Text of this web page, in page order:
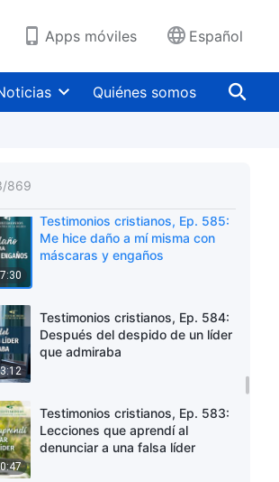
Apps móviles Español
Quiénes somos
/869
Testimonios cristianos, Ep. 587:
Ya no soy exigente con mi deber
Testimonios cristianos, Ep. 585:
Me hice daño a mí misma con
máscaras y engaños
Testimonios cristianos, Ep. 584:
Después del despido de un líder
que admiraba
Testimonios cristianos, Ep. 583:
Lecciones que aprendí al
denunciar a una falsa líder